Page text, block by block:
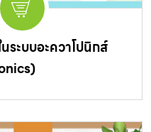
ระบบอะควาโปนิกส์